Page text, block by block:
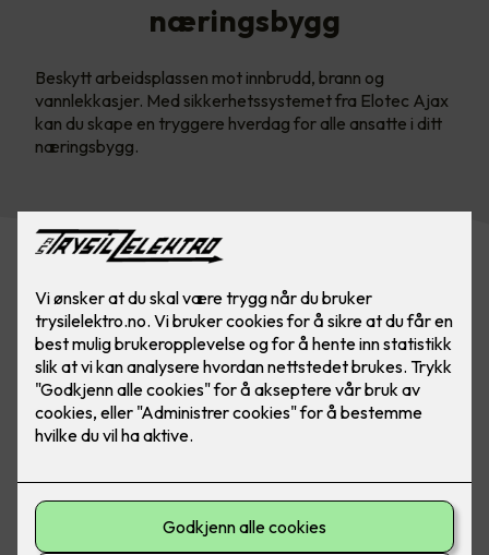
næringsbygg
Beskytt arbeidsplassen mot innbrudd, brann og
vannlekkasjer. Med sikkerhetssystemet fra Elotec Ajax
kan du skape en tryggere hverdag for alle ansatte i ditt
næringsbygg.
Elotec Ajax-systemet inneholder blant annet brannalarm,